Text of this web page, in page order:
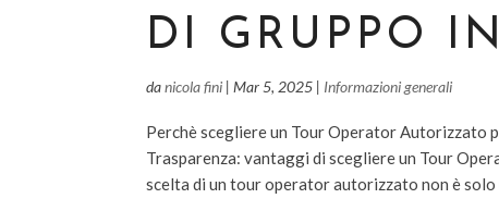
DI GRUPPO
danicola fini |Mar 5, 2025 | Informazioni generali
Perchè scegliere un Tour Operator Autorizzato
Trasparenza: vantaggi di scegliere un Tour
scelta di un tour operator autorizzato non è solo